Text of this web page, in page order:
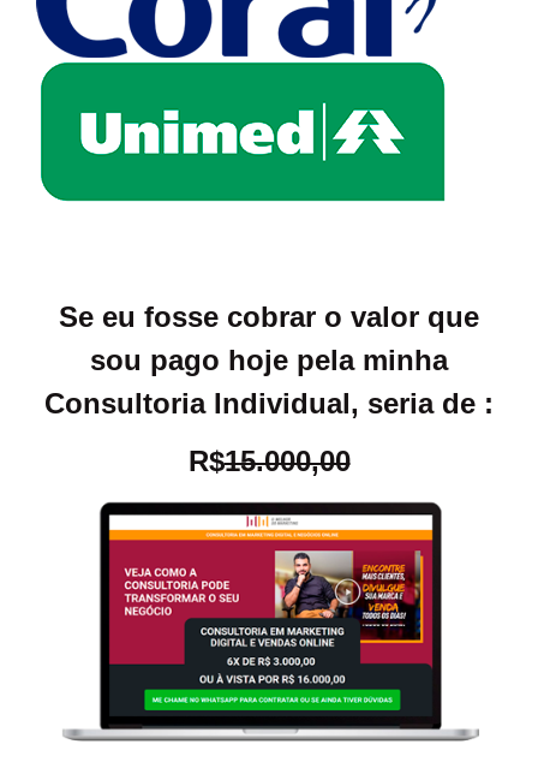
Se eu fosse cobrar o valor que
sou pago hoje pela minha
Consultoria Individual, seria de :
R$15.000,00